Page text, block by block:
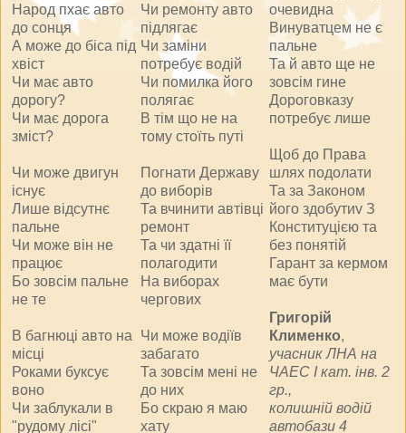
Народ пхає авто
до сонця
А може до біса під
хвіст
Чи має авто
дорогу?
Чи має дорога
зміст?
Чи може двигун
існує
Лише відсутнє
пальне
Чи може він не
працює
Бо зовсім пальне
не те
В багнюці авто на
місці
Роками буксує
воно
Чи заблукали в
"рудому лісі"
Чи ремонту авто
підлягає
Чи заміни
потребує водій
Чи помилка його
полягає
В тім що не на
тому стоїть путі
Погнати Державу
до виборів
Та вчинити автівці
ремонт
Та чи здатні її
полагодити
На виборах
чергових
Чи може водіїв
забагато
Та зовсім мені не
до них
Бо скраю я маю
хату
очевидна
Винуватцем не є
пальне
Та й авто ще не
зовсім гине
Дороговказу
потребує лише
Щоб до Права
шлях подолати
Та за Законом
його здобутиv З
Конституцією та
без понятій
Гарант за кермом
має бути
Григорій
Клименко,
учасник ЛНА на
ЧАЕС І кат. інв. 2
гр.,
колишній водій
автобази 4